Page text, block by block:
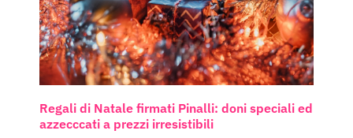
Regali di Natale firmati Pinalli: doni speciali ed
azzecccati a prezzi irresistibili